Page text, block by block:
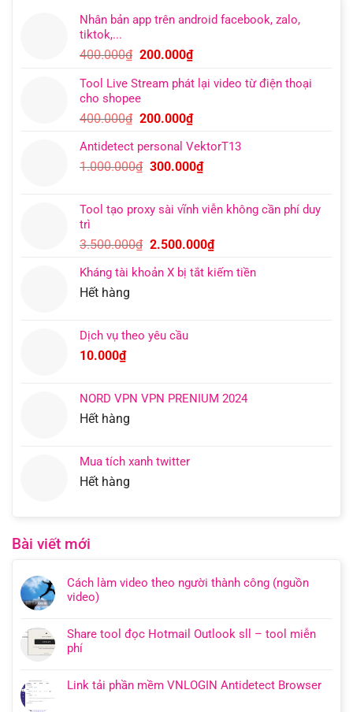
Nhân bản app trên android facebook, zalo,
tiktok,...
400.000₫ Giá
là:
400.000₫.
200.000₫Giá
tại
200.000₫.
Tool Live Stream phát lại video từ điện thoại
cho shopee
400.000₫ Giá
là:
400.000₫.
200.000₫Giá
tại
là:
Antidetect personal VektorT13
1.000.000₫ Giá
1.000.000₫.
300.000₫Giá
là:
Tool tạo proxy sài vĩnh viễn không cần phí duy
trì
3.500.000₫ Giá
là:
2.500.000₫Giá
tại
Kháng tài khoản X bị tắt kiếm tiền
Hết hàng
Dịch vụ theo yêu cầu
10.000₫
NORD VPN VPN PRENIUM 2024
Hết hàng
Mua tích xanh twitter
Hết hàng
Bài viết mới
Cách làm video theo người thành công (nguồn
video)
Share tool đọc Hotmail Outlook sll – tool miễn
phí
Link tải phần mềm VNLOGIN Antidetect Browser